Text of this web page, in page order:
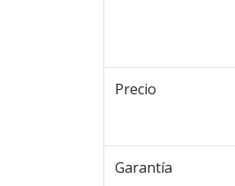
Precio
Garantía